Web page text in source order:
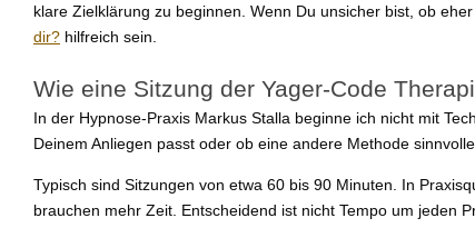
klare Zielklärung zu beginnen. Wenn Du unsicher bist, ob
dir? hilfreich sein.
Wie eine Sitzung der Yager-Code
In der Hypnose-Praxis Markus Stalla beginne ich nicht mit
Deinem Anliegen passt oder ob eine andere Methode
Typisch sind Sitzungen von etwa 60 bis 90 Minuten. In
brauchen mehr Zeit. Entscheidend ist nicht Tempo um jeden